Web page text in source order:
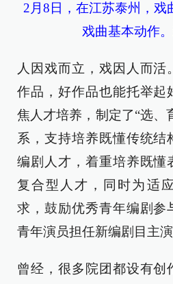
2月8日，在江苏泰州，戏
戏曲基本动作
人因戏而立，戏因人而活
作品，好作品也能托举起
焦人才培养，制定了“选、
系，支持培养既懂传统结
编剧人才，着重培养既懂
复合型人才，同时为适
求，鼓励优秀青年编剧参
青年演员担任新编剧目主演
曾经，很多院团都设有创